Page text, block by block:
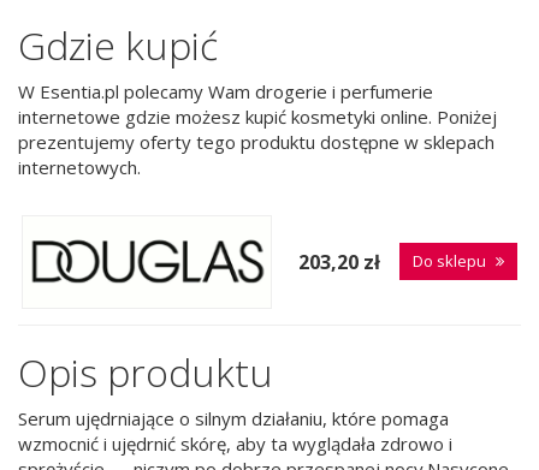
Gdzie kupić
W Esentia.pl polecamy Wam drogerie i perfumerie
internetowe gdzie możesz kupić kosmetyki online. Poniżej
prezentujemy oferty tego produktu dostępne w sklepach
internetowych.
203,20 zł Do sklepu
Opis produktu
Serum ujędrniające o silnym działaniu, które pomaga
wzmocnić i ujędrnić skórę, aby ta wyglądała zdrowo i